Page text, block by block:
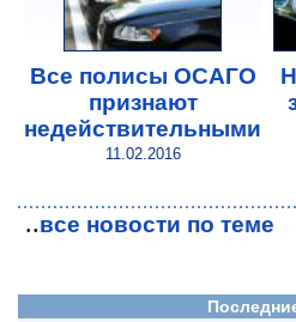
Все полисы ОСАГО
признают
недействительными
11.02.2016
..все новости по теме